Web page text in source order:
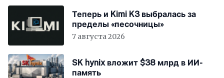
Теперь и Kimi K3 выбралась за
пределы «песочницы»
7 августа 2026
SK hynix вложит $38 млрд в ИИ-
память